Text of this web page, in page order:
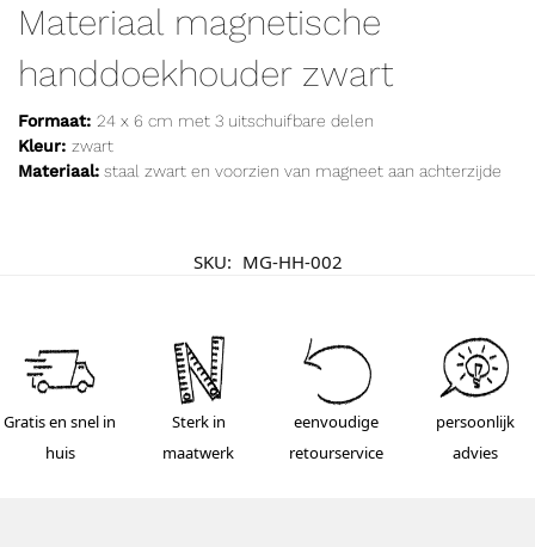
Materiaal magnetische
handdoekhouder zwart
Formaat: 24 x 6 cm met 3 uitschuifbare delen
Kleur: zwart
Materiaal: staal zwart en voorzien van magneet aan achterzijde
SKU: MG-HH-002
Gratis en snel in
huis
Sterk in
maatwerk
eenvoudige
retourservice
persoonlijk
advies